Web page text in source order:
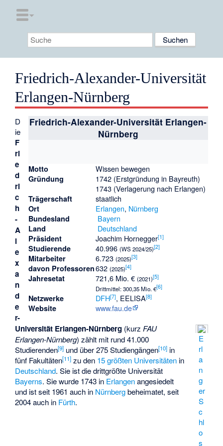
Friedrich-Alexander-Universität
Erlangen-Nürnberg
Friedrich-Alexander-Universität Erlangen-
Nürnberg
Motto Wissen bewegen
Gründung
1742 (Erstgründung in Bayreuth)
1743 (Verlagerung nach Erlangen)
Trägerschaft staatlich
Ort Erlangen, Nürnberg
Bundesland Bayern
Land Deutschland
Präsident Joachim Hornegger[1]
Studierende 40.996 (WS 2024/25)[2]
Mitarbeiter 6.723 (2025)[3]
davon Professoren632 (2025)[4]
Jahresetat 721,6 Mio. € (2021)[5]
Drittmittel: 300,35 Mio. €[6]
Netzwerke DFH[7], EELISA[8]
Website www.fau.de
E
rl
a
n
g
er
S
c
hl
o
s
D
ie
F
ri
e
d
ri
c
h
-
A
l
e
x
a
n
d
e
r-
Universität Erlangen-Nürnberg (kurzFAU
Erlangen-Nürnberg) zählt mit rund 41.000
Studierenden[9] und über 275 Studiengängen[10] in
fünf Fakultäten[11] zu den 15 größten Universitäten in
Deutschland. Sie ist die drittgrößte Universität
Bayerns. Sie wurde 1743 in Erlangenangesiedelt
und ist seit 1961 auch in Nürnbergbeheimatet, seit
2004 auch in Fürth.